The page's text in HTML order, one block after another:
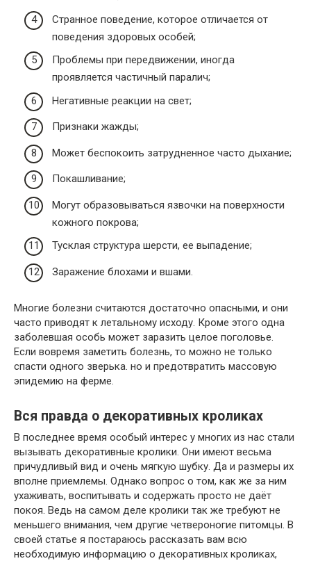
Странное поведение, которое отличается от
поведения здоровых особей;
Проблемы при передвижении, иногда
проявляется частичный паралич;
Негативные реакции на свет;
Признаки жажды;
Может беспокоить затрудненное часто дыхание;
Покашливание;
Могут образовываться язвочки на поверхности
кожного покрова;
Тусклая структура шерсти, ее выпадение;
Заражение блохами и вшами.
Многие болезни считаются достаточно опасными, и они
часто приводят к летальному исходу. Кроме этого одна
заболевшая особь может заразить целое поголовье.
Если вовремя заметить болезнь, то можно не только
спасти одного зверька. но и предотвратить массовую
эпидемию на ферме.
Вся правда о декоративных кроликах
В последнее время особый интерес у многих из нас стали
вызывать декоративные кролики. Они имеют весьма
причудливый вид и очень мягкую шубку. Да и размеры их
вполне приемлемы. Однако вопрос о том, как же за ним
ухаживать, воспитывать и содержать просто не даёт
покоя. Ведь на самом деле кролики так же требуют не
меньшего внимания, чем другие четвероногие питомцы. В
своей статье я постараюсь рассказать вам всю
необходимую информацию о декоративных кроликах,